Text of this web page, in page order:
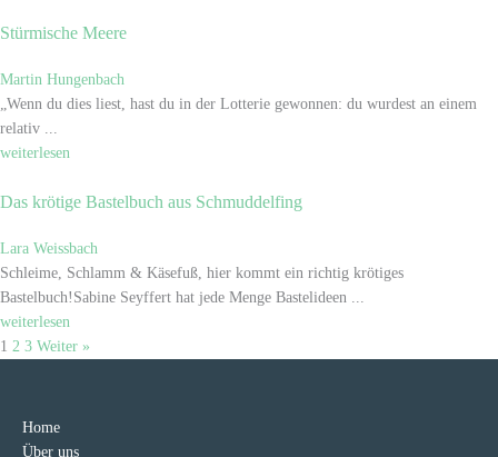
Stürmische Meere
Martin Hungenbach
„Wenn du dies liest, hast du in der Lotterie gewonnen: du wurdest an einem
relativ ...
weiterlesen
Das krötige Bastelbuch aus Schmuddelfing
Lara Weissbach
Schleime, Schlamm & Käsefuß, hier kommt ein richtig krötiges
Bastelbuch!Sabine Seyffert hat jede Menge Bastelideen ...
weiterlesen
1 2 3 Weiter »
Home
Über uns